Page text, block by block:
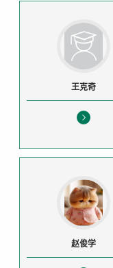
王克奇
赵俊学